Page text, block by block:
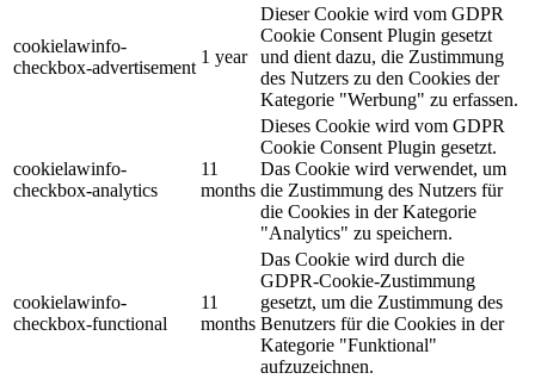
cookielawinfo-
checkbox-advertisement
1 year
Dieser Cookie wird vom GDPR
Cookie Consent Plugin gesetzt
und dient dazu, die Zustimmung
des Nutzers zu den Cookies der
Kategorie "Werbung" zu erfassen.
cookielawinfo-
checkbox-analytics
11
months
Dieses Cookie wird vom GDPR
Cookie Consent Plugin gesetzt.
Das Cookie wird verwendet, um
die Zustimmung des Nutzers für
die Cookies in der Kategorie
"Analytics" zu speichern.
cookielawinfo-
checkbox-functional
11
months
Das Cookie wird durch die
GDPR-Cookie-Zustimmung
gesetzt, um die Zustimmung des
Benutzers für die Cookies in der
Kategorie "Funktional"
aufzuzeichnen.